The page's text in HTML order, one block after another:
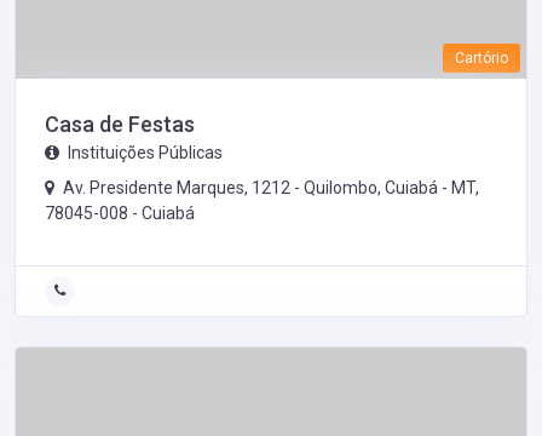
Cartório
Casa de Festas
Instituições Públicas
Av. Presidente Marques, 1212 - Quilombo, Cuiabá - MT,
78045-008 - Cuiabá